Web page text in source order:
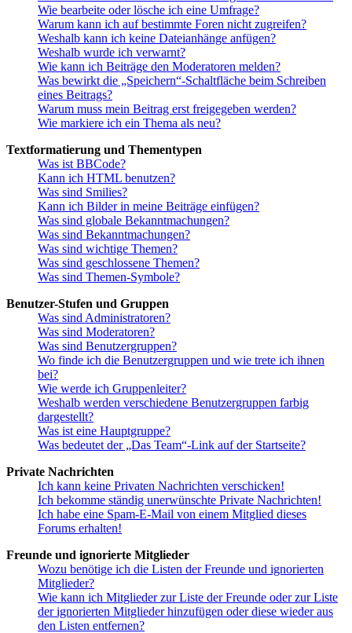
Wie bearbeite oder lösche ich eine Umfrage?
Warum kann ich auf bestimmte Foren nicht zugreifen?
Weshalb kann ich keine Dateianhänge anfügen?
Weshalb wurde ich verwarnt?
Wie kann ich Beiträge den Moderatoren melden?
Was bewirkt die „Speichern“-Schaltfläche beim Schreiben
eines Beitrags?
Warum muss mein Beitrag erst freigegeben werden?
Wie markiere ich ein Thema als neu?
Textformatierung und Thementypen
Was ist BBCode?
Kann ich HTML benutzen?
Was sind Smilies?
Kann ich Bilder in meine Beiträge einfügen?
Was sind globale Bekanntmachungen?
Was sind Bekanntmachungen?
Was sind wichtige Themen?
Was sind geschlossene Themen?
Was sind Themen-Symbole?
Benutzer-Stufen und Gruppen
Was sind Administratoren?
Was sind Moderatoren?
Was sind Benutzergruppen?
Wo finde ich die Benutzergruppen und wie trete ich ihnen
bei?
Wie werde ich Gruppenleiter?
Weshalb werden verschiedene Benutzergruppen farbig
dargestellt?
Was ist eine Hauptgruppe?
Was bedeutet der „Das Team“-Link auf der Startseite?
Private Nachrichten
Ich kann keine Privaten Nachrichten verschicken!
Ich bekomme ständig unerwünschte Private Nachrichten!
Ich habe eine Spam-E-Mail von einem Mitglied dieses
Forums erhalten!
Freunde und ignorierte Mitglieder
Wozu benötige ich die Listen der Freunde und ignorierten
Mitglieder?
Wie kann ich Mitglieder zur Liste der Freunde oder zur Liste
der ignorierten Mitglieder hinzufügen oder diese wieder aus
den Listen entfernen?